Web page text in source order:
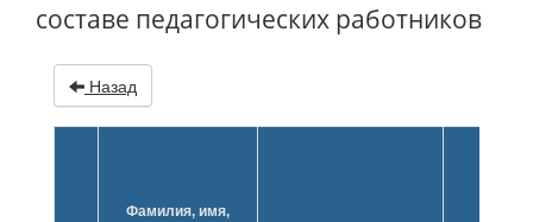
составе педагогических работников
Назад
Фамилия, имя,